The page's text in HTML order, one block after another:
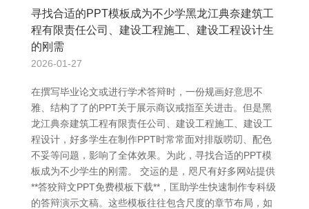
寻找合适的PPT模板成为不少学黑龙江典奈建筑工
程有限责任公司、建设工程施工、建设工程设计生
的刚需
2026-01-27
在撰写毕业论文或进行学术答辩时，一份规画好意思不
雅、结构了了的PPT关于展示商议戒指至关进击。但是黑
龙江典奈建筑工程有限责任公司、建设工程施工、建设工
程设计，好多学生在制作PPT时常常面对排版唠叨、配色
不妥等问题，影响了全体效果。为此，寻找合适的PPT模
板成为不少学生的刚需。 交运的是，咫尺有好多网站提供
**答狡辩文PPT免费模板下载**，匡助学生快速制作专科级
的答辩演示文稿。这些模板往往包含尺度的章节布局，如